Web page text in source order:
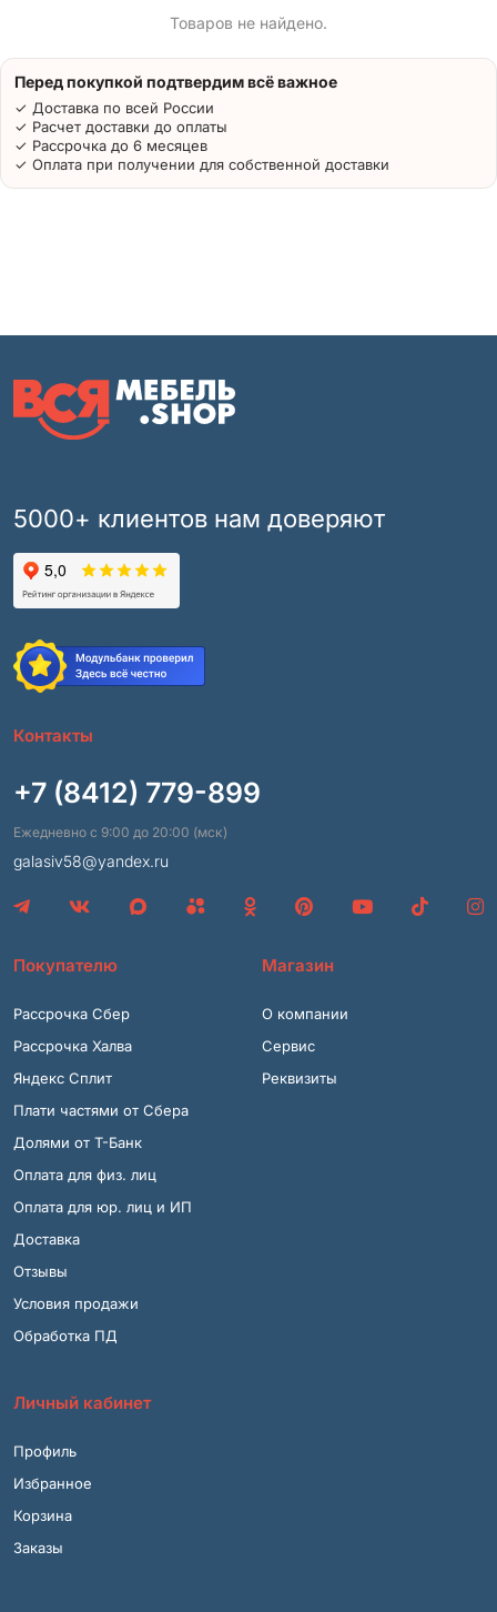
Товаров не найдено.
Перед покупкой подтвердим всё важное
✓ Доставка по всей России
✓ Расчет доставки до оплаты
✓ Рассрочка до 6 месяцев
✓ Оплата при получении для собственной доставки
5000+ клиентов нам доверяют
Контакты
+7 (8412) 779-899
Ежедневно с 9:00 до 20:00 (мск)
galasiv58@yandex.ru
Покупателю
Рассрочка Сбер
Рассрочка Халва
Яндекс Сплит
Плати частями от Сбера
Долями от Т-Банк
Оплата для физ. лиц
Оплата для юр. лиц и ИП
Доставка
Отзывы
Условия продажи
Обработка ПД
Магазин
О компании
Сервис
Реквизиты
Личный кабинет
Профиль
Избранное
Корзина
Заказы